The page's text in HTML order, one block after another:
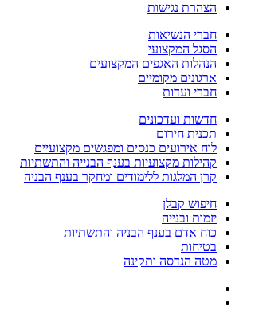
הצהרת נגישות
חברי הנשיאות
הסגל המקצועי
הנהלות האגפים המקצועים
ארגונים מקומיים
חברי ועדות
חדשות ועדכונים
תכנית חירום
לוח אירועים כנסים ומפגשים מקצועיים
קהילות מקצועיות בענף הבנייה והתשתיות
קרן המלגות ללימודים ומחקר בענף הבניה
חיפוש קבלן
יזמות ובנייה
כוח אדם בענף הבניה והתשתיות
בטיחות
מטה הנדסה ותקינה